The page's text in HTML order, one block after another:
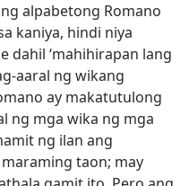
alpabetong Romano
kaniya, hindi niya
dahil ‘mahihirapan lang
aaral ng wikang
ay makatutulong
ng mga wika ng mga
ng ilan ang
taon; may